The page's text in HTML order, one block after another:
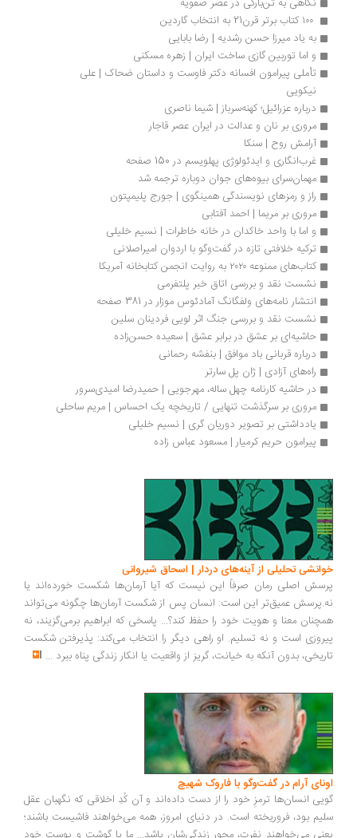
به یاد میرزا حسن رشدیه | رضا بابایی
و اما توربین گازی ساخت ایران | زهره مسکنی
تأملی پیرامون افسانه دکتر فاوست و داستان ضحاک | علی
درباره عزرائیل؛ کهنه‌سرباز | شیما ناصری
مروری بر نان و عدالت در ایران عصر قاجار
آرامش روح | سنکا
غرب‌انگاری و ایدئولوژی پهلویسم در 150 صفحه
مهمان‌سرای بیوه‌های جوان دوباره ترجمه شد
راز و رمزهای نویسندگی همینگوی | جورج پلیمپتون
مروری بر مریما | احمد آفتابی
و اما با واحد خاکدان در خانه خاطرات | نسیم خلیلی
ترکیه خلافتی تازه در گفت‌وگو با اردوان امیراصلانی
کتاب‌های ممنوعه ۲۰۲۰ به روایت انجمن کتابخانه آمریکا
نشست نقد و بررسی اتاق خبر پلتفرمی
انتشار نامه‌های ولفگانگ آمادئوس موزار در 381 صفحه
نشست نقد و بررسی جنگ اثر لویی فردینان سلین
حاشیه‌ای بر عشق در برابر عشق | سعیده حسن‌زاده
درباره قربانی باد موافق | بنفشه رحمانی
راه‌های آزادی | ژان پل سارتر
در حاشیه کارنامه چهل ساله، مهرجویی | حمیدرضا امیدی‌سرور
مروری بر سرگذشت تنهایی / تاریخچه یک احساس | مریم ساحلی
یادداشتی بر تصویر دوریان گری | نسیم خلیلی
پیرامون حریم کرمیار | مسعود عباس زاده
تحلیلی از آینه‌های دردار | اسحاق شیروانی
اصلی رمان صرفاً این نیست که آیا آرمان‌ها شکست خورده‌اند یا
عمیق‌تر این است: انسان پس از شکست آرمان‌ها چگونه می‌تواند
معنا و هویت خود را حفظ کند؟... پاسخی که ابراهیم برمی‌گزیند، نه
است و نه تسلیم. او راهی دیگر را انتخاب می‌کند: پذیرفتن شکست
بدون آنکه به خیانت، گریز از واقعیت یا انکار زندگی پناه ببرد...
آرام در گفت‌وگو با فاروک شهیچ‭
انسان‌ها ترمزِ خود را از دست داده‌اند و آن کُدِ اخلاقی که نگهبان عقل
بود، فروریخته است. در دنیای امروز، همه می‌خواهند فاشیست باشند؛